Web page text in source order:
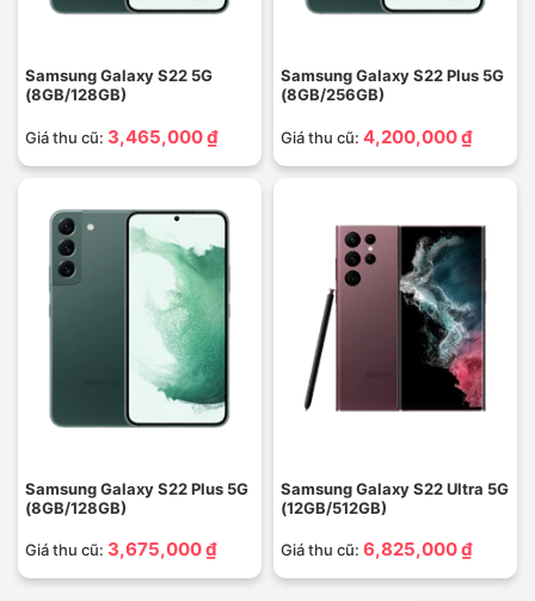
Samsung Galaxy S22 5G
(8GB/128GB)
Giá thu cũ: 3,465,000 ₫
Samsung Galaxy S22 Plus 5G
(8GB/256GB)
Giá thu cũ: 4,200,000 ₫
Samsung Galaxy S22 Plus 5G
(8GB/128GB)
Giá thu cũ: 3,675,000 ₫
Samsung Galaxy S22 Ultra 5G
(12GB/512GB)
Giá thu cũ: 6,825,000 ₫